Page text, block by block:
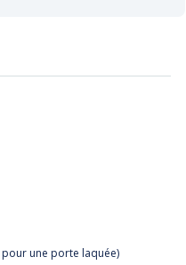
une porte laquée)